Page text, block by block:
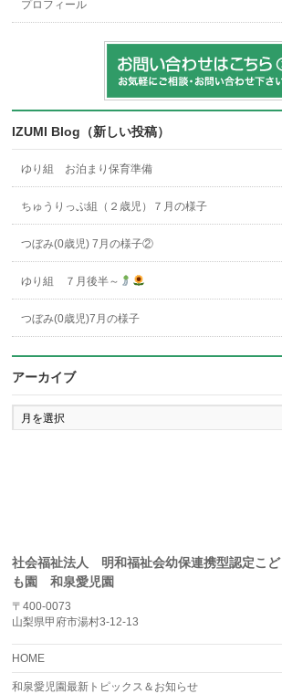
プロフィール
IZUMI Blog（新しい投稿）
ゆり組 お泊まり保育準備
ちゅうりっぷ組（２歳児）７月の様子
つぼみ(0歳児) 7月の様子②
ゆり組 ７月後半～
つぼみ(0歳児)7月の様子
アーカイブ
ア
ー
社会福祉法人 明和福祉会幼保連携型認定こど
も園 和泉愛児園
〒400-0073
山梨県甲府市湯村3-12-13
HOME
和泉愛児園最新トピックス＆お知らせ